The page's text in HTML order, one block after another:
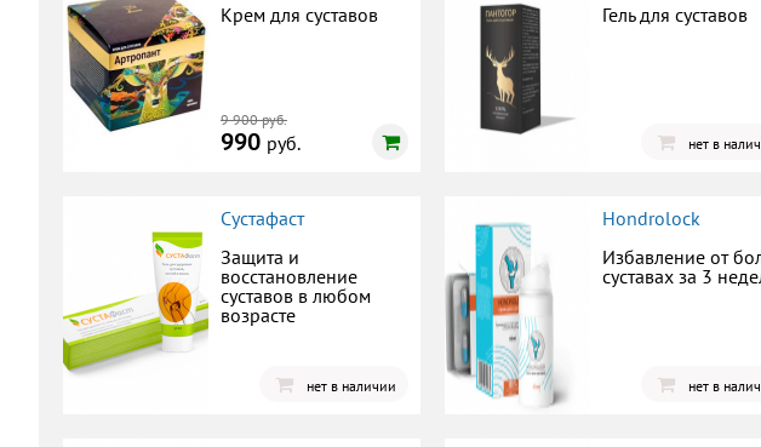
Крем для суставов
9 900 руб.
990 руб.
Гель для суставов
нет в
Сустафаст
Защита и
восстановление
суставов в любом
возрасте
нет в наличии
Hondrolock
Избавление от
суставах за 3
нет в